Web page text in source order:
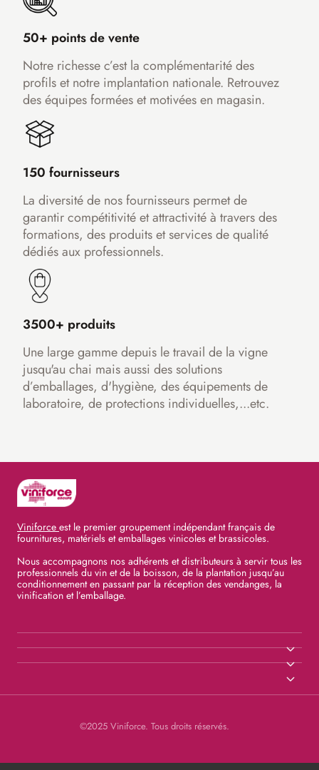
50+ points de vente
Notre richesse c’est la complémentarité des
profils et notre implantation nationale. Retrouvez
des équipes formées et motivées en magasin.
150 fournisseurs
La diversité de nos fournisseurs permet de
garantir compétitivité et attractivité à travers des
formations, des produits et services de qualité
dédiés aux professionnels.
3500+ produits
Une large gamme depuis le travail de la vigne
jusqu'au chai mais aussi des solutions
d’emballages, d'hygiène, des équipements de
laboratoire, de protections individuelles,...etc.
Viniforce est le premier groupement indépendant français de
fournitures, matériels et emballages vinicoles et brassicoles.
Nous accompagnons nos adhérents et distributeurs à servir tous les
professionnels du vin et de la boisson, de la plantation jusqu’au
conditionnement en passant par la réception des vendanges, la
vinification et l’emballage.
©2025 Viniforce. Tous droits réservés.